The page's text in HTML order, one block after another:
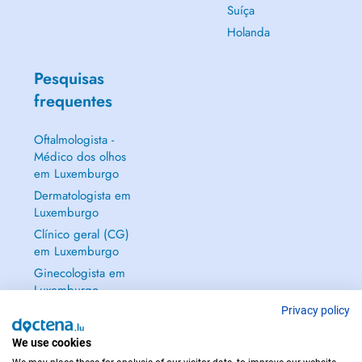
Suíça
Holanda
Pesquisas
frequentes
Oftalmologista -
Médico dos olhos
em Luxemburgo
Dermatologista em
Luxemburgo
Clínico geral (CG)
em Luxemburgo
Ginecologista em
Luxemburgo
Privacy policy
We use cookies